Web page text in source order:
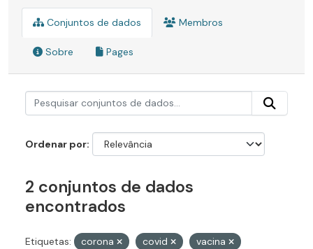
Conjuntos de dados Membros
Sobre Pages
Ordenar por
2 conjuntos de dados
encontrados
Etiquetas: corona covid
vacina